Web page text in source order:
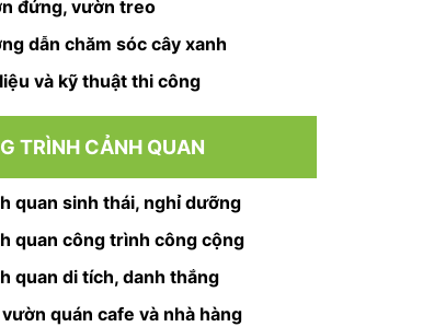
đứng, vườn treo
dẫn chăm sóc cây xanh
và kỹ thuật thi công
TRÌNH CẢNH QUAN
quan sinh thái, nghỉ dưỡng
quan công trình công cộng
quan di tích, danh thắng
vườn quán cafe và nhà hàng